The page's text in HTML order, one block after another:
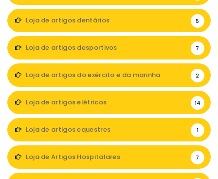
Loja de artigos dentários 5
Loja de artigos desportivos 7
Loja de artigos do exército e da marinha 2
Loja de artigos elétricos 14
Loja de artigos equestres 1
Loja de Artigos Hospitalares 7